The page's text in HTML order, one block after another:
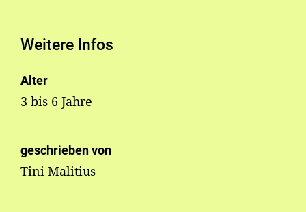
Weitere Infos
Alter
3 bis 6 Jahre
geschrieben von
Tini Malitius